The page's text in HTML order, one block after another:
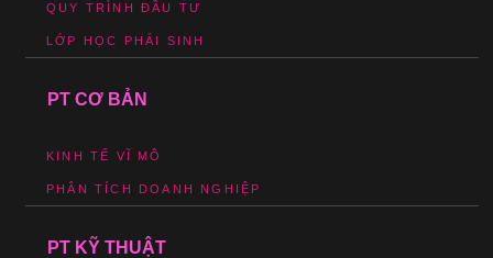
QUY TRÌNH ĐẦU TƯ
LỚP HỌC PHÁI SINH
PT CƠ BẢN
KINH TẾ VĨ MÔ
PHÂN TÍCH DOANH NGHIỆP
PT KỸ THUẬT